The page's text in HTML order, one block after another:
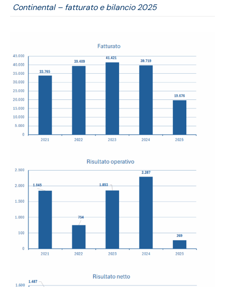
Continental – fatturato e bilancio 2025